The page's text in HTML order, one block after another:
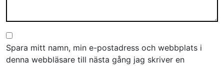
Spara mitt namn, min e-postadress och webbplats i
denna webbläsare till nästa gång jag skriver en